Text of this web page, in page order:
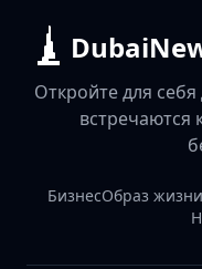
Откройте для
встречаются
БизнесОбраз жизни